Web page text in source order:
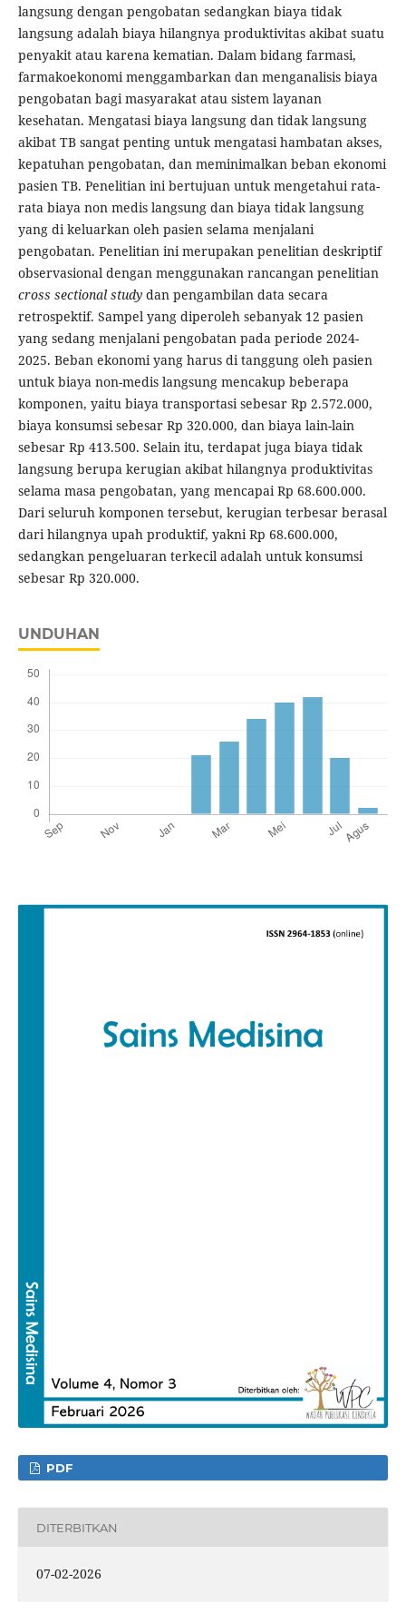
langsung dengan pengobatan sedangkan biaya tidak
langsung adalah biaya hilangnya produktivitas akibat suatu
penyakit atau karena kematian. Dalam bidang farmasi,
farmakoekonomi menggambarkan dan menganalisis biaya
pengobatan bagi masyarakat atau sistem layanan
kesehatan. Mengatasi biaya langsung dan tidak langsung
akibat TB sangat penting untuk mengatasi hambatan akses,
kepatuhan pengobatan, dan meminimalkan beban ekonomi
pasien TB. Penelitian ini bertujuan untuk mengetahui rata-
rata biaya non medis langsung dan biaya tidak langsung
yang di keluarkan oleh pasien selama menjalani
pengobatan. Penelitian ini merupakan penelitian deskriptif
observasional dengan menggunakan rancangan penelitian
cross sectional study dan pengambilan data secara
retrospektif. Sampel yang diperoleh sebanyak 12 pasien
yang sedang menjalani pengobatan pada periode 2024-
2025. Beban ekonomi yang harus di tanggung oleh pasien
untuk biaya non-medis langsung mencakup beberapa
komponen, yaitu biaya transportasi sebesar Rp 2.572.000,
biaya konsumsi sebesar Rp 320.000, dan biaya lain-lain
sebesar Rp 413.500. Selain itu, terdapat juga biaya tidak
langsung berupa kerugian akibat hilangnya produktivitas
selama masa pengobatan, yang mencapai Rp 68.600.000.
Dari seluruh komponen tersebut, kerugian terbesar berasal
dari hilangnya upah produktif, yakni Rp 68.600.000,
sedangkan pengeluaran terkecil adalah untuk konsumsi
sebesar Rp 320.000.
UNDUHAN
PDF
DITERBITKAN
07-02-2026